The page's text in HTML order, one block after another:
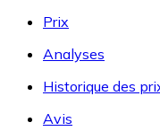
Prix
Analyses
Historique des
Avis